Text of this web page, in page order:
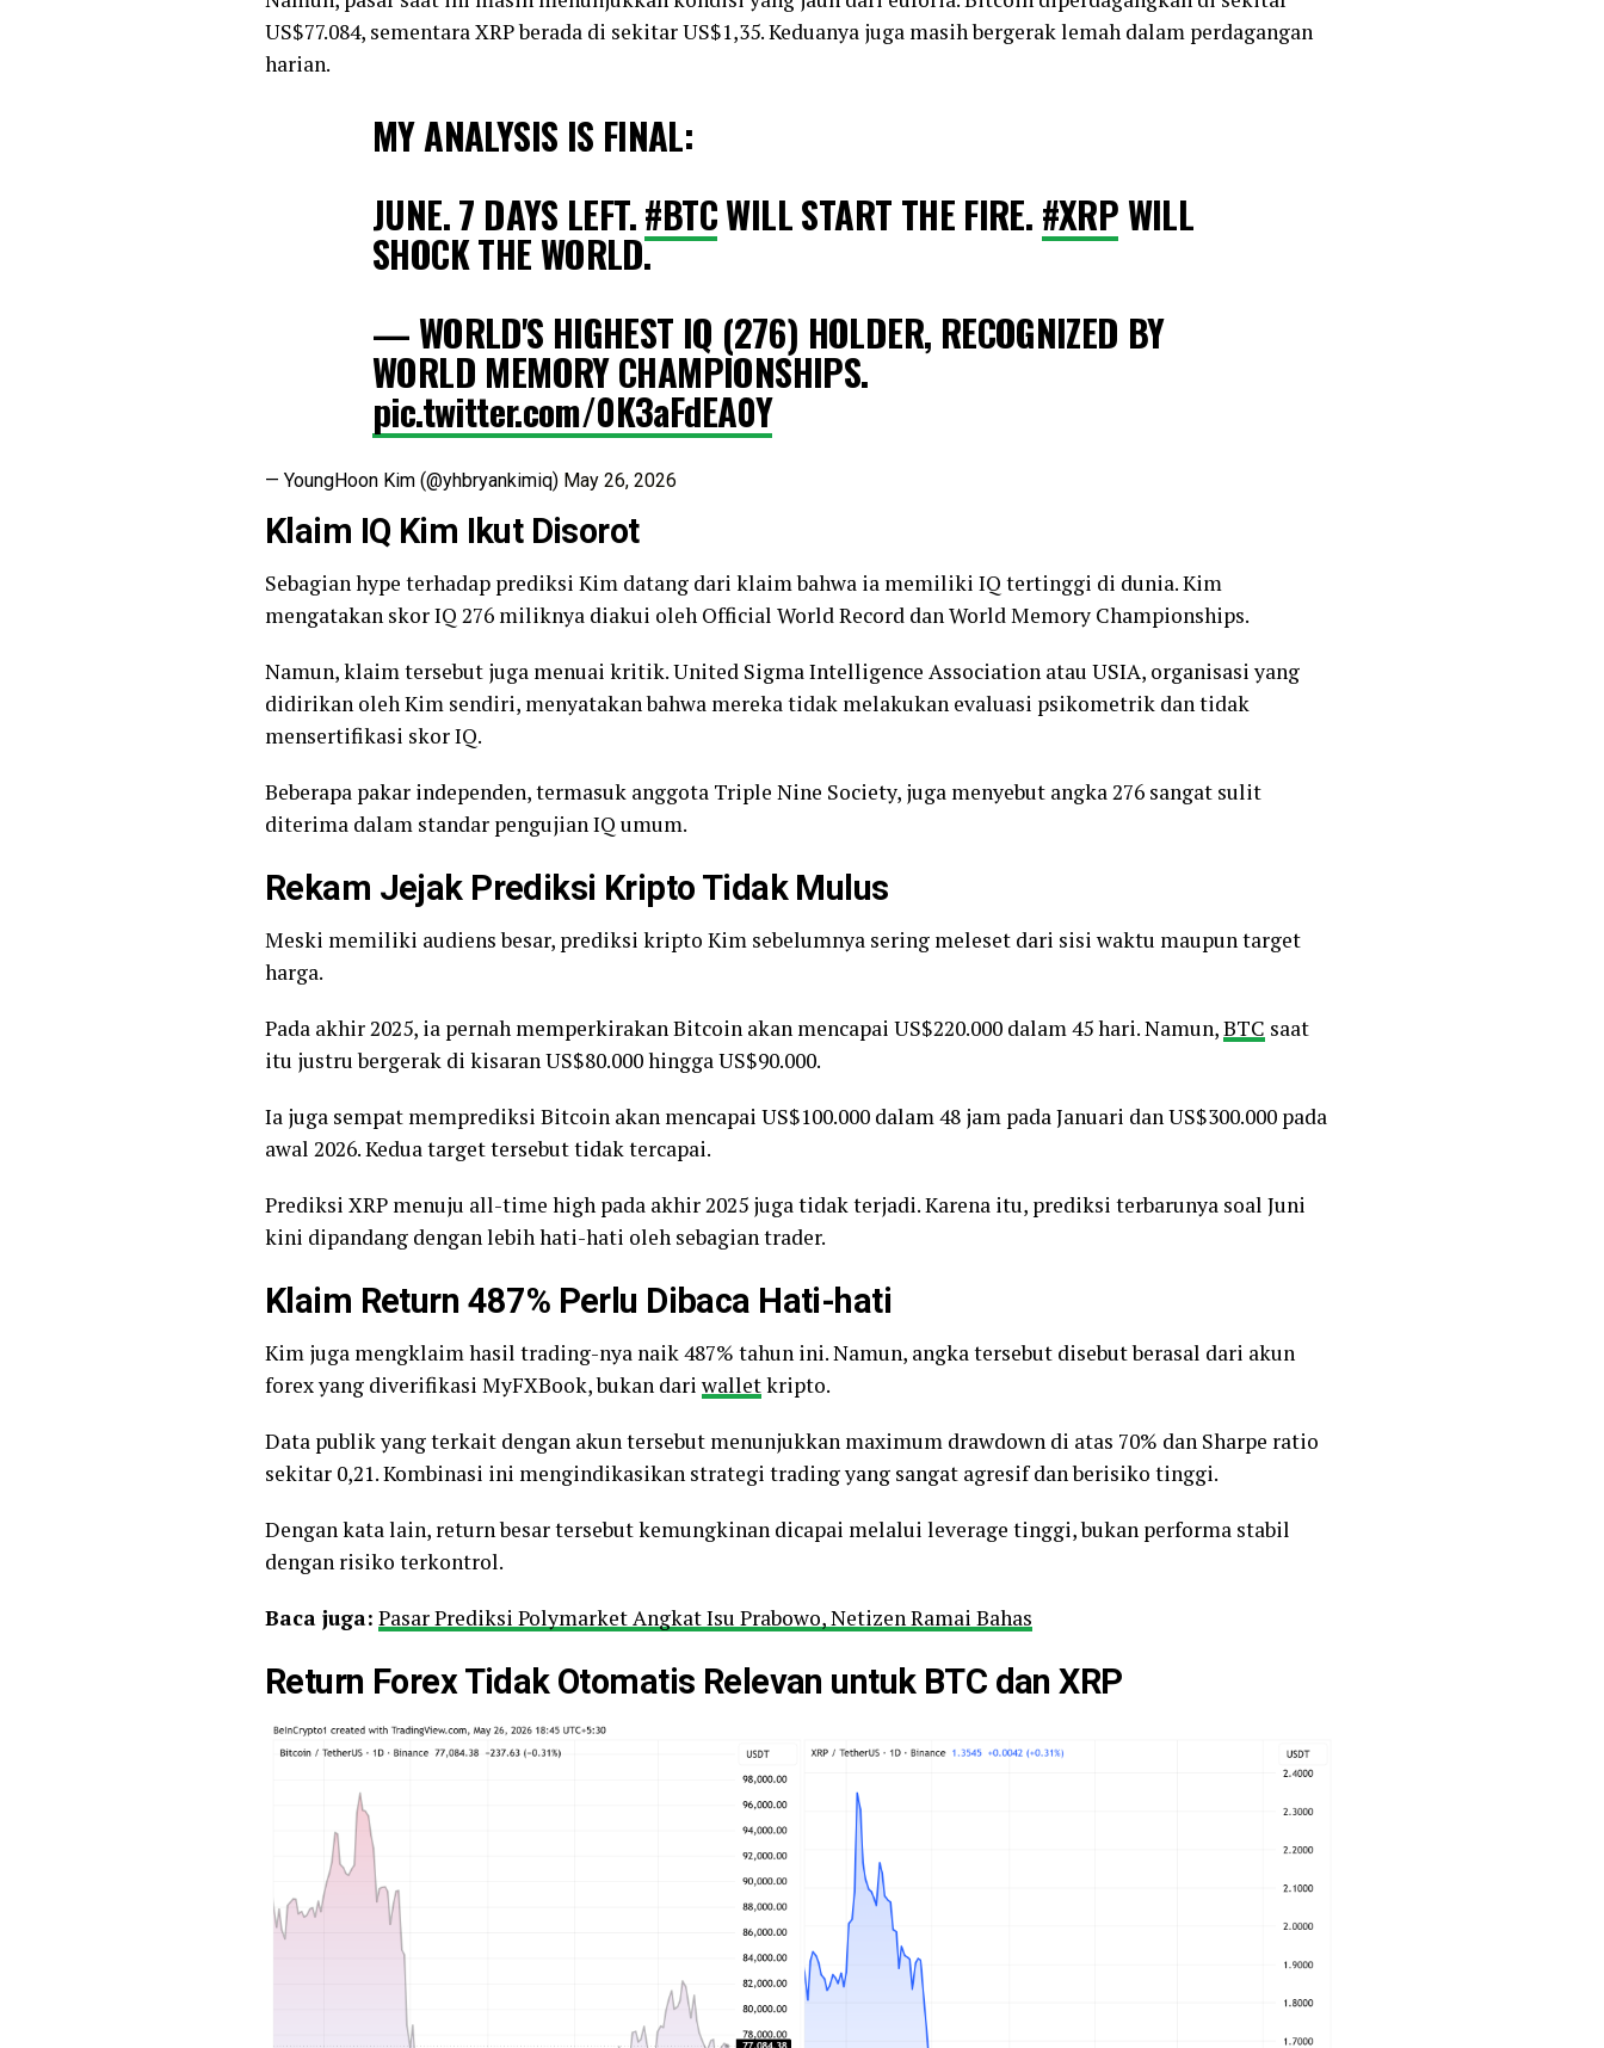
US$77.084, sementara XRP berada di sekitar US$1,35. Keduanya juga masih bergerak lemah dalam perdagangan
harian.
MY ANALYSIS IS FINAL:
JUNE. 7 DAYS LEFT.#BTCWILL START THE FIRE. #XRPWILL
SHOCK THE WORLD.
— WORLD'S HIGHEST IQ (276) HOLDER, RECOGNIZED BY
WORLD MEMORY CHAMPIONSHIPS.
pic.twitter.com/0K3aFdEA0Y
— YoungHoon Kim (@yhbryankimiq) May 26, 2026
Klaim IQ Kim Ikut Disorot
Sebagian hype terhadap prediksi Kim datang dari klaim bahwa ia memiliki IQ tertinggi di dunia. Kim
mengatakan skor IQ 276 miliknya diakui oleh Official World Record dan World Memory Championships.
Namun, klaim tersebut juga menuai kritik. United Sigma Intelligence Association atau USIA, organisasi yang
didirikan oleh Kim sendiri, menyatakan bahwa mereka tidak melakukan evaluasi psikometrik dan tidak
mensertifikasi skor IQ.
Beberapa pakar independen, termasuk anggota Triple Nine Society, juga menyebut angka 276 sangat sulit
diterima dalam standar pengujian IQ umum.
Rekam Jejak Prediksi Kripto Tidak Mulus
Meski memiliki audiens besar, prediksi kripto Kim sebelumnya sering meleset dari sisi waktu maupun target
harga.
Pada akhir 2025, ia pernah memperkirakan Bitcoin akan mencapai US$220.000 dalam 45 hari. Namun,BTC saat
itu justru bergerak di kisaran US$80.000 hingga US$90.000.
Ia juga sempat memprediksi Bitcoin akan mencapai US$100.000 dalam 48 jam pada Januari dan US$300.000 pada
awal 2026. Kedua target tersebut tidak tercapai.
Prediksi XRP menuju all-time high pada akhir 2025 juga tidak terjadi. Karena itu, prediksi terbarunya soal Juni
kini dipandang dengan lebih hati-hati oleh sebagian trader.
Klaim Return 487% Perlu Dibaca Hati-hati
Kim juga mengklaim hasil trading-nya naik 487% tahun ini. Namun, angka tersebut disebut berasal dari akun
forex yang diverifikasi MyFXBook, bukan dari walletkripto.
Data publik yang terkait dengan akun tersebut menunjukkan maximum drawdown di atas 70% dan Sharpe ratio
sekitar 0,21. Kombinasi ini mengindikasikan strategi trading yang sangat agresif dan berisiko tinggi.
Dengan kata lain, return besar tersebut kemungkinan dicapai melalui leverage tinggi, bukan performa stabil
dengan risiko terkontrol.
Baca juga: Pasar Prediksi Polymarket Angkat Isu Prabowo, Netizen Ramai Bahas
Return Forex Tidak Otomatis Relevan untuk BTC dan XRP